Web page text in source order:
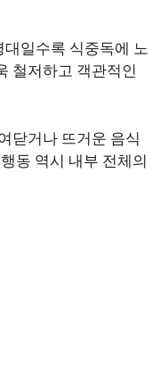
일수록 식중독에 노
철저하고 객관적인
닫거나 뜨거운 음식
동 역시 내부 전체의